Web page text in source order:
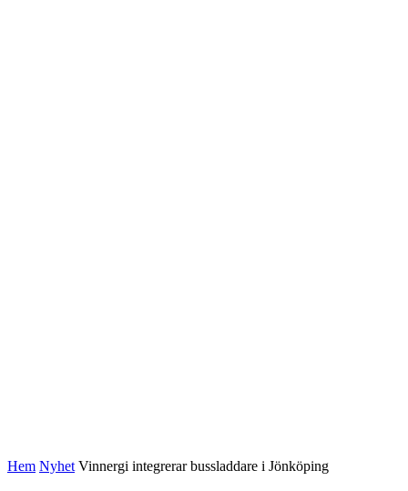
Hem Nyhet Vinnergi integrerar bussladdare i Jönköping